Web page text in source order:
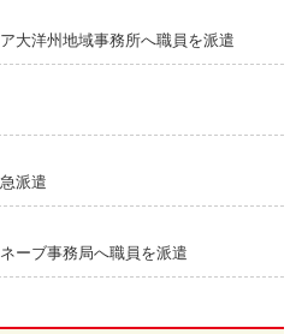
大洋州地域事務所へ職員を派遣
派遣
ーブ事務局へ職員を派遣
派遣